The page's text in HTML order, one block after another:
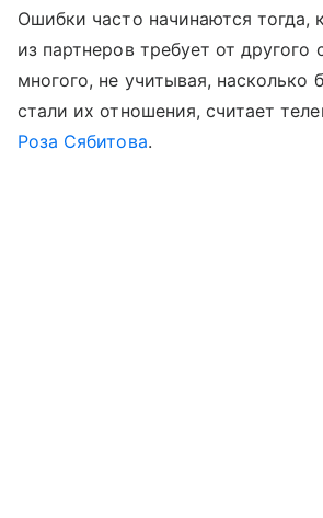
Ошибки часто начинаются тогда,
из партнеров требует от другого
многого, не учитывая, насколько
стали их отношения, считает
Роза Сябитова.